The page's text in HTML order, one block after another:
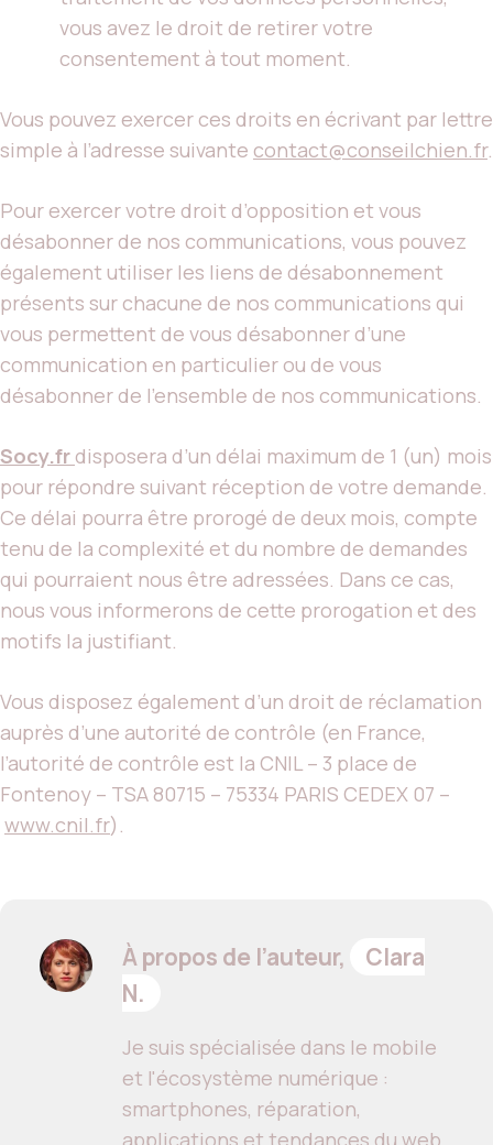
vous avez le droit de retirer votre
consentement à tout moment.
Vous pouvez exercer ces droits en écrivant par lettre
simple à l’adresse suivante contact@conseilchien.fr.
Pour exercer votre droit d’opposition et vous
désabonner de nos communications, vous pouvez
également utiliser les liens de désabonnement
présents sur chacune de nos communications qui
vous permettent de vous désabonner d’une
communication en particulier ou de vous
désabonner de l’ensemble de nos communications.
Socy.fr disposera d’un délai maximum de 1 (un) mois
pour répondre suivant réception de votre demande.
Ce délai pourra être prorogé de deux mois, compte
tenu de la complexité et du nombre de demandes
qui pourraient nous être adressées. Dans ce cas,
nous vous informerons de cette prorogation et des
motifs la justifiant.
Vous disposez également d’un droit de réclamation
auprès d’une autorité de contrôle (en France,
l’autorité de contrôle est la CNIL – 3 place de
Fontenoy – TSA 80715 – 75334 PARIS CEDEX 07 –
www.cnil.fr).
À propos de l’auteur,
Clara
N.
Je suis spécialisée dans le mobile
et l'écosystème numérique :
smartphones, réparation,
applications et tendances du web.